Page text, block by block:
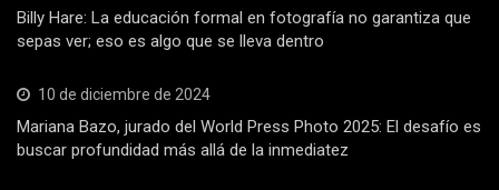
Billy Hare: La educación formal en fotografía no garantiza que
sepas ver; eso es algo que se lleva dentro
10 de diciembre de 2024
Mariana Bazo, jurado del World Press Photo 2025: El desafío es
buscar profundidad más allá de la inmediatez